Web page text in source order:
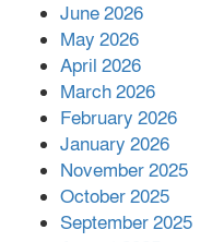
June 2026
May 2026
April 2026
March 2026
February 2026
January 2026
November 2025
October 2025
September 2025